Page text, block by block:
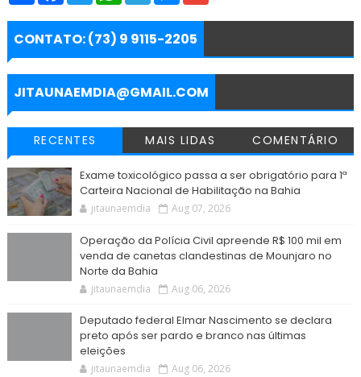
r
e
e
b
o
k
t
t
e
r
t
s
p
p
e
g
a
m
s
e
g
e
r
i
CONTATO: (73) 9 9115-2205
JITAUNAEMDIA@GMAIL.COM
RECENTES MAIS LIDAS COMENTÁRIO
Exame toxicológico passa a ser obrigatório para 1ª
Carteira Nacional de Habilitação na Bahia
jitaunaemdia Aug 07, 2026
Operação da Polícia Civil apreende R$ 100 mil em
venda de canetas clandestinas de Mounjaro no
Norte da Bahia
jitaunaemdia Aug 06, 2026
Deputado federal Elmar Nascimento se declara
preto após ser pardo e branco nas últimas
eleições
jitaunaemdia Aug 06, 2026